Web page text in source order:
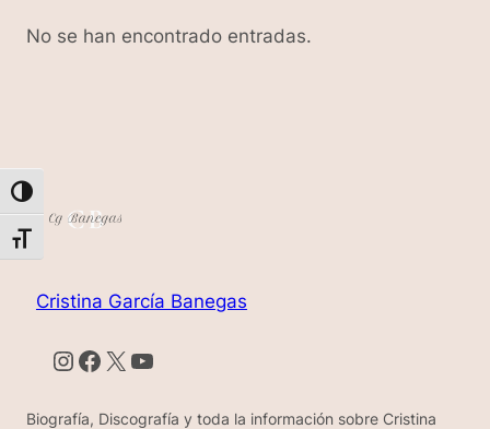
Alternar alto contraste
Alternar tamaño de letra
No se han encontrado entradas.
Cristina García Banegas
InstagramFacebook X YouTube
Biografía, Discografía y toda la información sobre Cristina